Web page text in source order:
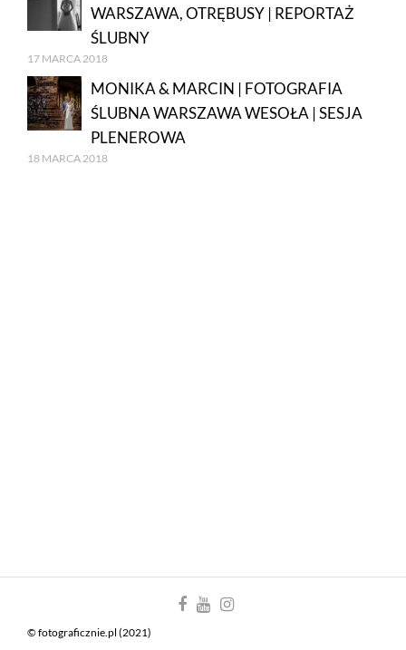
WARSZAWA, OTRĘBUSY | REPORTAŻ
ŚLUBNY
17 MARCA 2018
MONIKA & MARCIN | FOTOGRAFIA
ŚLUBNA WARSZAWA WESOŁA | SESJA
PLENEROWA
18 MARCA 2018
© fotograficznie.pl (2021)